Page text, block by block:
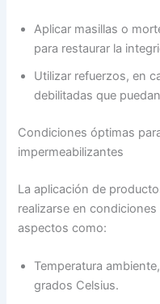
Aplicar masillas o
para restaurar la
Utilizar refuerzos, en
debilitadas que
Condiciones óptimas
impermeabilizantes
La aplicación de
realizarse en
aspectos como:
Temperatura
grados Celsius.